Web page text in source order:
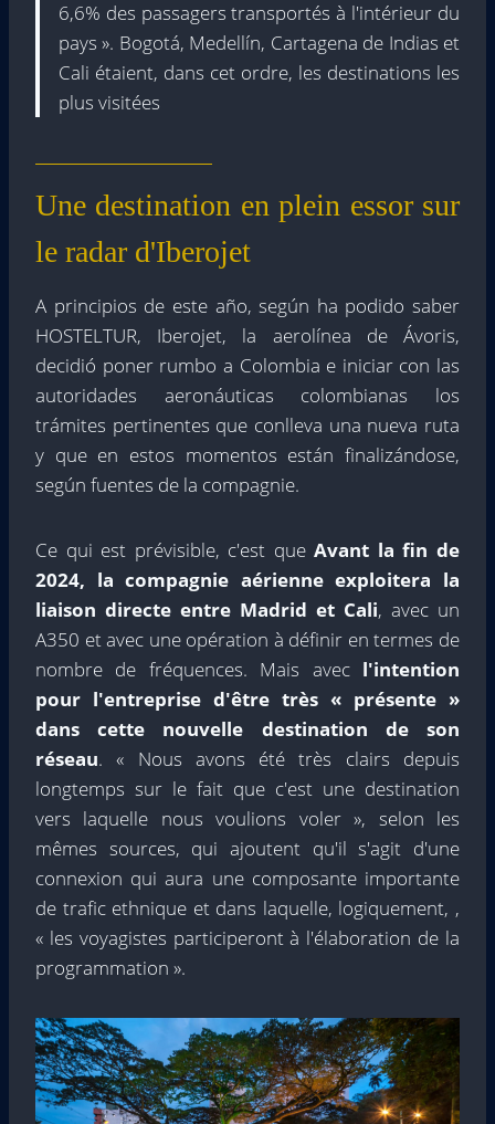
6,6% des passagers transportés à l'intérieur du
pays ». Bogotá, Medellín, Cartagena de Indias et
Cali étaient, dans cet ordre, les destinations les
plus visitées
Une destination en plein essor sur
le radar d'Iberojet
A principios de este año, según ha podido saber
HOSTELTUR, Iberojet, la aerolínea de Ávoris,
decidió poner rumbo a Colombia e iniciar con las
autoridades aeronáuticas colombianas los
trámites pertinentes que conlleva una nueva ruta
y que en estos momentos están finalizándose,
según fuentes de la compagnie.
Ce qui est prévisible, c'est queAvant la fin de
2024, la compagnie aérienne exploitera la
liaison directe entre Madrid et Cali, avec un
A350 et avec une opération à définir en termes de
nombre de fréquences. Mais avec l'intention
pour l'entreprise d'être très « présente »
dans cette nouvelle destination de son
réseau. « Nous avons été très clairs depuis
longtemps sur le fait que c'est une destination
vers laquelle nous voulions voler », selon les
mêmes sources, qui ajoutent qu'il s'agit d'une
connexion qui aura une composante importante
de trafic ethnique et dans laquelle, logiquement, ,
« les voyagistes participeront à l'élaboration de la
programmation ».